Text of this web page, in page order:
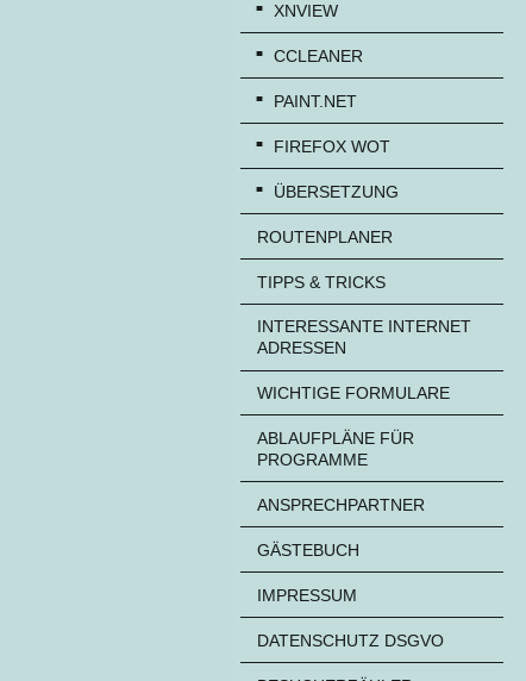
XNVIEW
CCLEANER
PAINT.NET
FIREFOX WOT
ÜBERSETZUNG
ROUTENPLANER
TIPPS & TRICKS
INTERESSANTE INTERNET
ADRESSEN
WICHTIGE FORMULARE
ABLAUFPLÄNE FÜR
PROGRAMME
ANSPRECHPARTNER
GÄSTEBUCH
IMPRESSUM
DATENSCHUTZ DSGVO